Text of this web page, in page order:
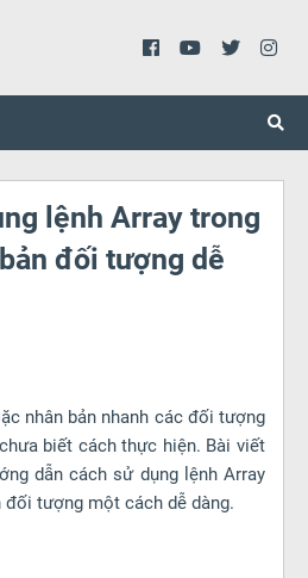
lệnh Array trong
đối tượng dễ
nhân bản nhanh các đối tượng
biết cách thực hiện. Bài viết
dẫn cách sử dụng lệnh Array
đối tượng một cách dễ dàng.